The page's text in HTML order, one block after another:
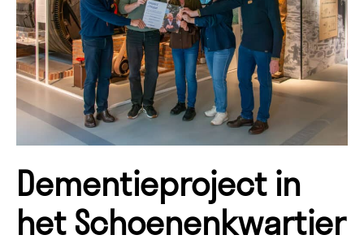
Dementieproject in
het Schoenenkwartier